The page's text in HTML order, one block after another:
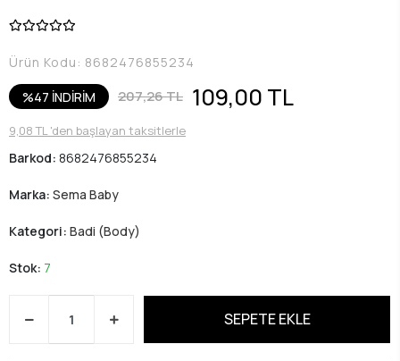
Ürün Kodu: 8682476855234
%47 İNDİRİM 207,26 TL 109,00 TL
9,08 TL 'den başlayan taksitlerle
Barkod: 8682476855234
Marka: Sema Baby
Kategori: Badi (Body)
Stok: 7
SEPETE EKLE